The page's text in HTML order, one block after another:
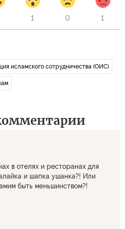
1 0 1
исламского сотрудничества (ОИС)
в отелях и ресторанах для
и шапка ушанка?! Или
быть меньшинством?!